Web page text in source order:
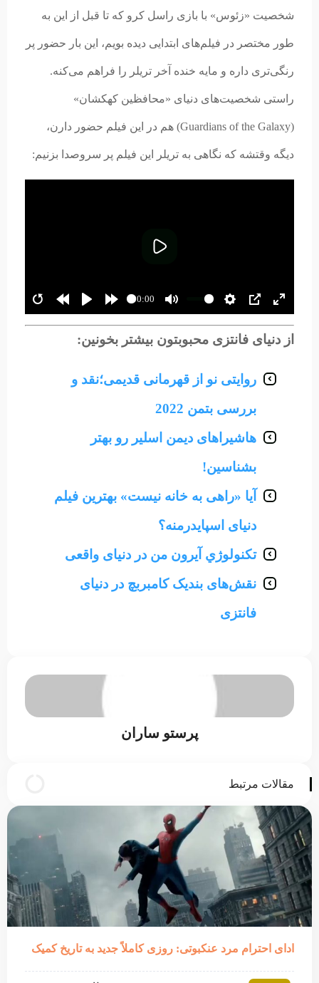
شخصیت «زئوس» با بازی راسل کرو که تا قبل از این به
طور مختصر در فیلم‌های ابتدایی دیده بویم، این بار حضور پر
رنگی‌تری داره و مایه خنده آخر تریلر را فراهم می‌کنه.
راستی شخصیت‌های دنیای «محافظین کهکشان»
(Guardians of the Galaxy) هم در این فیلم حضور دارن،
دیگه وقتشه که نگاهی به تریلر این فیلم پر سروصدا بزنیم:
00:00
پخش
از دنیای فانتزی محبوبتون بیشتر بخونین:
روایتی نو از قهرمانی قدیمی؛نقد و
بررسی بتمن 2022
هاشیراهای دیمن اسلیر رو بهتر
بشناسین!
آیا «راهی به خانه نیست» بهترین فیلم
دنیای اسپایدرمنه؟
تکنولوژي آیرون من در دنیای واقعی
نقش‌های بندیک کامبربچ در دنیای
فانتزی
پرستو ساران
مقالات مرتبط
ادای احترام مرد عنکبوتی: روزی کاملاً جدید به تاریخ کمیک